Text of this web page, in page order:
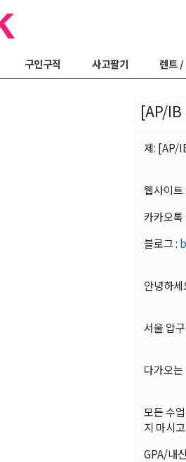
구인구직 사고팔기 렌트
[AP/IB
제: [AP/
웹사이트 :
카카오톡
블로그 :
안녕하세
서울 압
다가오
모든 수
지 마시
GPA/내